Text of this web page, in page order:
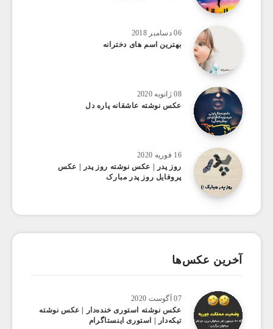
06 دسامبر 2018
بهترین اسم های دخترانه
08 ژانویه 2020
عکس نوشته عاشقانه پاره دل
16 فوریه 2020
روز پدر | عکس نوشته روز پدر | عکس
پروفایل روز پدر مبارک
آخرین عکس‌ها
07 آگوست 2020
عکس ‌نوشته استوری خنده‌دار | عکس نوشته
تیکه‌دار | استوری اینستاگرام